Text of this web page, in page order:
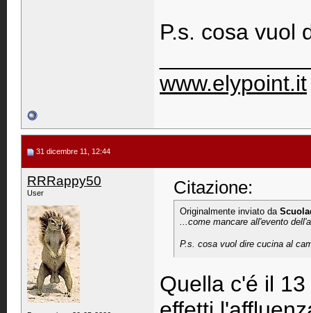
P.s. cosa vuol
www.elypoint.it
31 dicembre 11, 12:44
RRRappy50
User Citazione:
Originalmente inviato da
...come mancare all'evento
P.s. cosa vuol dire cucina al
Quella c'é il